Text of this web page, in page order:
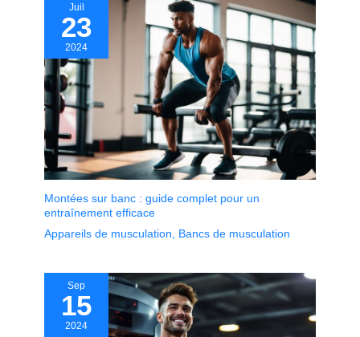
Juil
23
2024
Montées sur banc : guide complet pour un
entraînement efficace
Appareils de musculation
Bancs de musculation
Sep
15
2024